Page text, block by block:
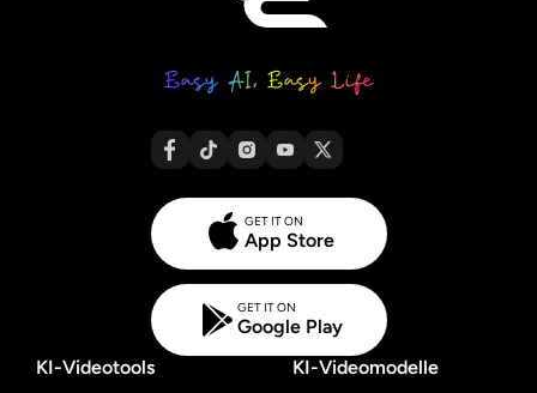
GET IT ON
App Store
GET IT ON
Google Play
KI-Videotools
KI-Videomodelle